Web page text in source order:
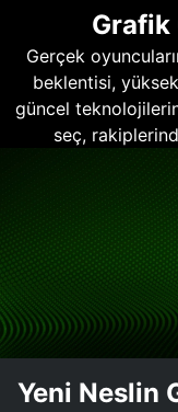
Grafik
Gerçek
beklentisi,
güncel
seç,
Yeni Neslin